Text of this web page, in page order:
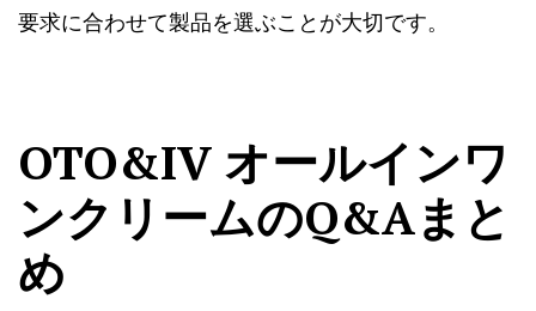
要求に合わせて製品を選ぶことが大切です。
OTO&IV オールインワ
ンクリームのQ&Aまと
め